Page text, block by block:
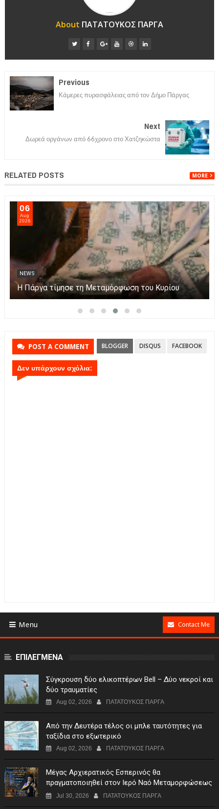
About ΠΑΤΑΤΟΥΚΟΣ ΠΑΡΓΑ
Previous
Κάμερες πυρασφάλειας από τον Δήμο Πάργας
Next
Δωρεά οργάνων από 66χρονο στο Χατζηκώστα
RELATED POSTS MORE
07
Aug
2026
NEWS
Πάργα: Η μεταφορά της εικόνας της Παναγίας με
βάρκες στο νησάκι.
POST A COMMENT BLOGGER DISQUS FACEBOOK
Δεν υπάρχουν σχόλια:
Menu Contact Me
ΕΠΙΛΕΓΜΕΝΑ
Σύγκρουση δύο ελικοπτέρων Bell – Δύο νεκροί και
δύο τραυματίες
Aug 02, 2026 ΠΑΤΑΤΟΥΚΟΣ ΠΑΡΓΑ
Από την Δευτέρα τέλος οι μπλε ταυτότητες για
ταξίδια στο εξωτερικό
Aug 02, 2026 ΠΑΤΑΤΟΥΚΟΣ ΠΑΡΓΑ
Μέγας Αρχιερατικός Εσπερινός θα
πραγματοποιηθεί στον Ιερό Ναό Μεταμορφώσεως
του Σωτήρος Σταυροχωρίου στης 5 Αυγούστου
Jul 30, 2026 ΠΑΤΑΤΟΥΚΟΣ ΠΑΡΓΑ